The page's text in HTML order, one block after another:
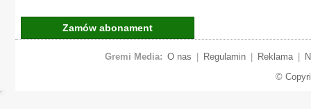
Zamów abonament
Gremi Media: O nas Regulamin Reklama
©